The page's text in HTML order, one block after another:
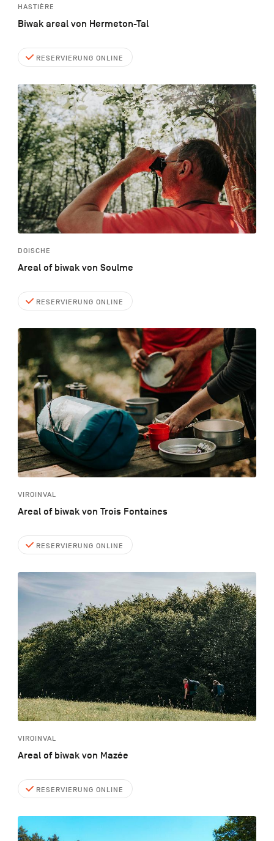
HASTIÈRE
Biwak areal von Hermeton-Tal
RESERVIERUNG ONLINE
DOISCHE
Areal of biwak von Soulme
RESERVIERUNG ONLINE
VIROINVAL
Areal of biwak von Trois Fontaines
RESERVIERUNG ONLINE
VIROINVAL
Areal of biwak von Mazée
RESERVIERUNG ONLINE